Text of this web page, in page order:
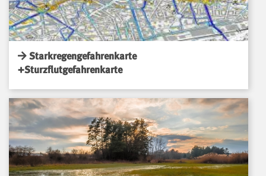
Starkregengefahrenkarte
+Sturzflutgefahrenkarte